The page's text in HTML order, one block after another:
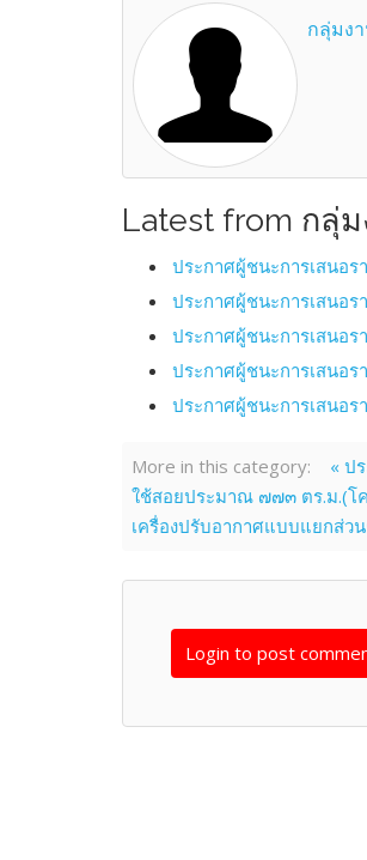
กลุ่มง
Latest from กลุ่
ประกาศผู้ชนะการเสนอร
ประกาศผู้ชนะการเสนอร
ประกาศผู้ชนะการเสนอร
ประกาศผู้ชนะการเสนอร
ประกาศผู้ชนะการเสนอร
More in this category:
« ป
ใช้สอยประมาณ ๗๗๓ ตร.ม.(โ
เครื่องปรับอากาศแบบแยกส่ว
Login to post